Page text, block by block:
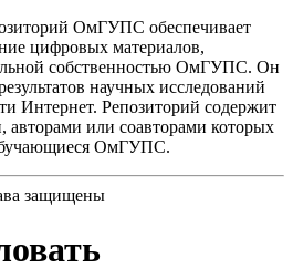
ОмГУПС обеспечивает
цифровых материалов,
собственностью ОмГУПС. Он
научных исследований
Интернет. Репозиторий содержит
или соавторами которых
ОмГУПС.
защищены